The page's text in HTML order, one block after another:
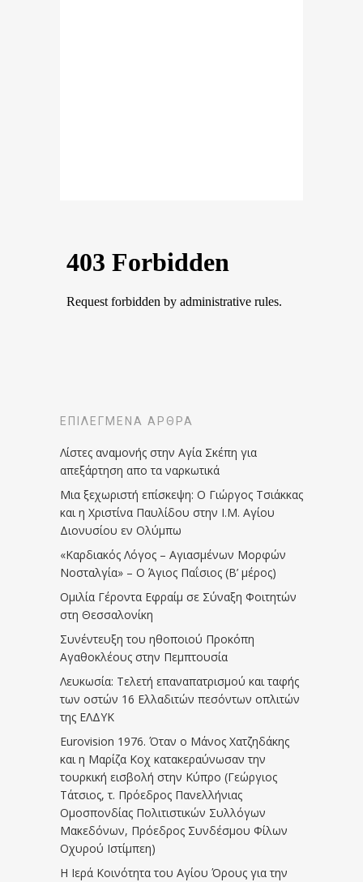
ΕΠΙΛΕΓΜΈΝΑ ΆΡΘΡΑ
Λίστες αναμονής στην Αγία Σκέπη για
απεξάρτηση απο τα ναρκωτικά
Μια ξεχωριστή επίσκεψη: Ο Γιώργος Τσιάκκας
και η Χριστίνα Παυλίδου στην Ι.Μ. Αγίου
Διονυσίου εν Ολύμπω
«Καρδιακός Λόγος – Αγιασμένων Μορφών
Νοσταλγία» – Ο Άγιος Παΐσιος (Β’ μέρος)
Ομιλία Γέροντα Εφραίμ σε Σύναξη Φοιτητών
στη Θεσσαλονίκη
Συνέντευξη του ηθοποιού Προκόπη
Αγαθοκλέους στην Πεμπτουσία
Λευκωσία: Τελετή επαναπατρισμού και ταφής
των οστών 16 Ελλαδιτών πεσόντων οπλιτών
της ΕΛΔΥΚ
Eurovision 1976. Όταν ο Μάνος Χατζηδάκης
και η Μαρίζα Κοχ κατακεραύνωσαν την
τουρκική εισβολή στην Κύπρο (Γεώργιος
Τάτσιος, τ. Πρόεδρος Πανελλήνιας
Ομοσπονδίας Πολιτιστικών Συλλόγων
Μακεδόνων, Πρόεδρος Συνδέσμου Φίλων
Οχυρού Ιστίμπεη)
Η Ιερά Κοινότητα του Αγίου Όρους για την